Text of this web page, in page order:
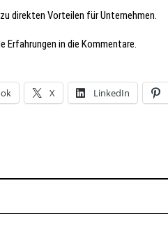
direkten Vorteilen für Unternehmen.
Erfahrungen in die Kommentare.
X LinkedIn